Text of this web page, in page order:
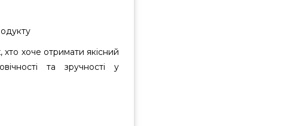
хоче отримати якісний
та зручності у